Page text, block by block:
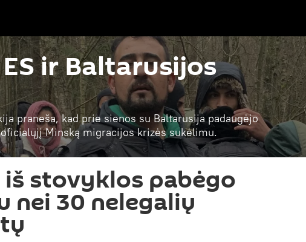
ir Baltarusijos
praneša, kad prie sienos su Baltarusija padaugėjo
Minską migracijos krizės sukėlimu.
stovyklos pabėgo
nei 30 nelegalių